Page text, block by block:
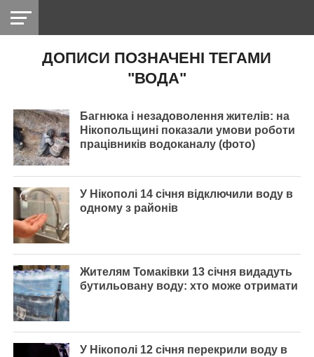
НІКОПОЛЬ
РАДІО
ДОПИСИ ПОЗНАЧЕНІ ТЕГАМИ
"ВОДА"
Багнюка і незадоволення жителів: на
Нікопольщині показали умови роботи
працівників водоканалу (фото)
У Нікополі 14 січня відключили воду в
одному з районів
Жителям Томаківки 13 січня видадуть
бутильовану воду: хто може отримати
У Нікополі 12 січня перекрили воду в